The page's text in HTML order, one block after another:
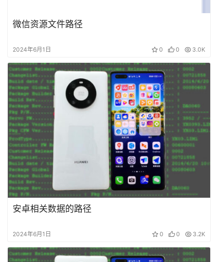
微信资源文件路径
2024年6月1日 0 0 3.0K
安卓相关数据的路径
2024年6月1日 0 0 3.2K